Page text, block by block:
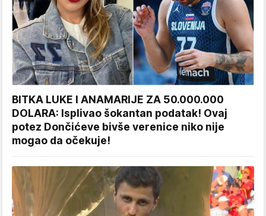
BITKA LUKE I ANAMARIJE ZA 50.000.000
DOLARA: Isplivao šokantan podatak! Ovaj
potez Dončićeve bivše verenice niko nije
mogao da očekuje!